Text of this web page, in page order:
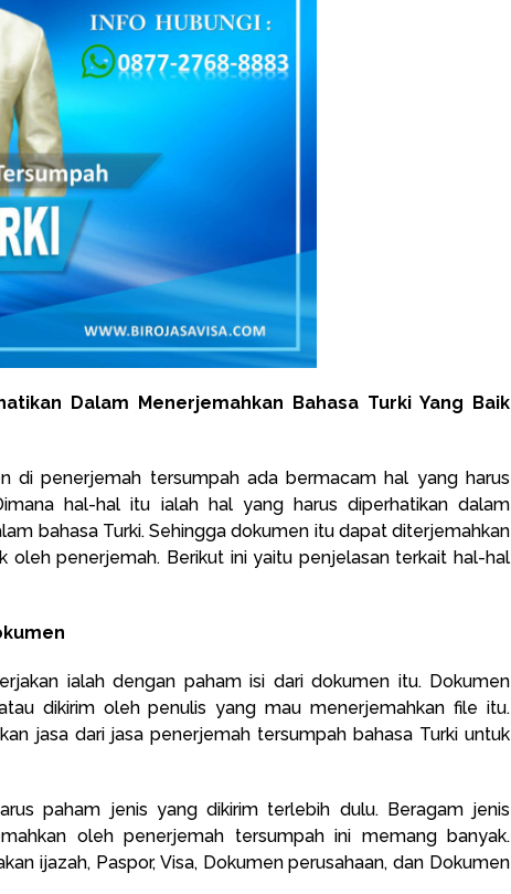
Dalam Menerjemahkan Bahasa Turki Yang Baik
di penerjemah tersumpah ada bermacam hal yang harus
hal-hal itu ialah hal yang harus diperhatikan dalam
bahasa Turki. Sehingga dokumen itu dapat diterjemahkan
oleh penerjemah. Berikut ini yaitu penjelasan terkait hal-hal
ialah dengan paham isi dari dokumen itu. Dokumen
dikirim oleh penulis yang mau menerjemahkan file itu.
jasa dari jasa penerjemah tersumpah bahasa Turki untuk
paham jenis yang dikirim terlebih dulu. Beragam jenis
oleh penerjemah tersumpah ini memang banyak.
ijazah, Paspor, Visa, Dokumen perusahaan, dan Dokumen